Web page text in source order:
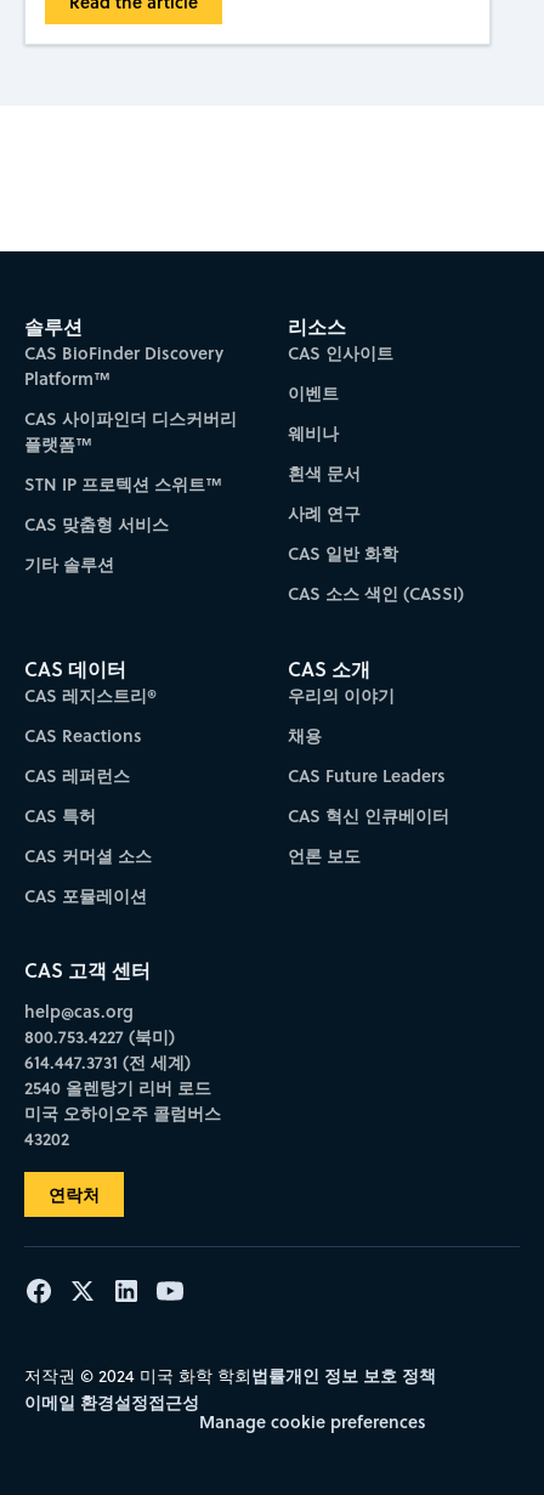
솔루션
CAS BioFinder Discovery
Platform™
CAS 사이파인더 디스커버리
플랫폼™
STN IP 프로텍션 스위트™
CAS 맞춤형 서비스
기타 솔루션
리소스
CAS 인사이트
이벤트
웨비나
흰색 문서
사례 연구
CAS 일반 화학
CAS 소스 색인 (CASSI)
CAS 데이터
CAS 레지스트리®
CAS Reactions
CAS 레퍼런스
CAS 특허
CAS 커머셜 소스
CAS 포뮬레이션
CAS 소개
우리의 이야기
채용
CAS Future Leaders
CAS 혁신 인큐베이터
언론 보도
CAS 고객 센터
help@cas.org
800.753.4227 (북미)
614.447.3731 (전 세계)
2540 올렌탕기 리버 로드
미국 오하이오주 콜럼버스
43202
연락처
저작권 © 2024 미국 화학 학회법률개인 정보 보호 정책
이메일 환경설정접근성
Manage cookie preferences